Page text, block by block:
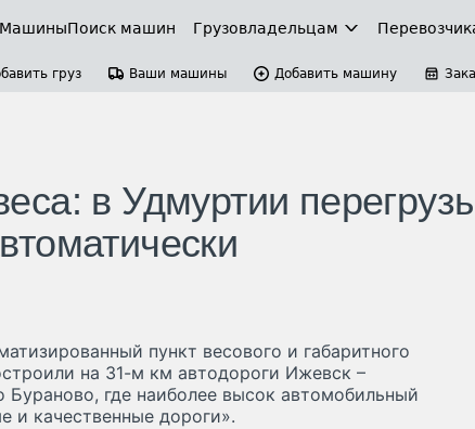
МашиныПоиск машин Грузовладельцам
груз Ваши машины Добавить машину
в Удмуртии
пункт весового и габаритного
на 31-м км автодороги Ижевск –
Бураново, где наиболее высок автомобильный
и качественные дороги».